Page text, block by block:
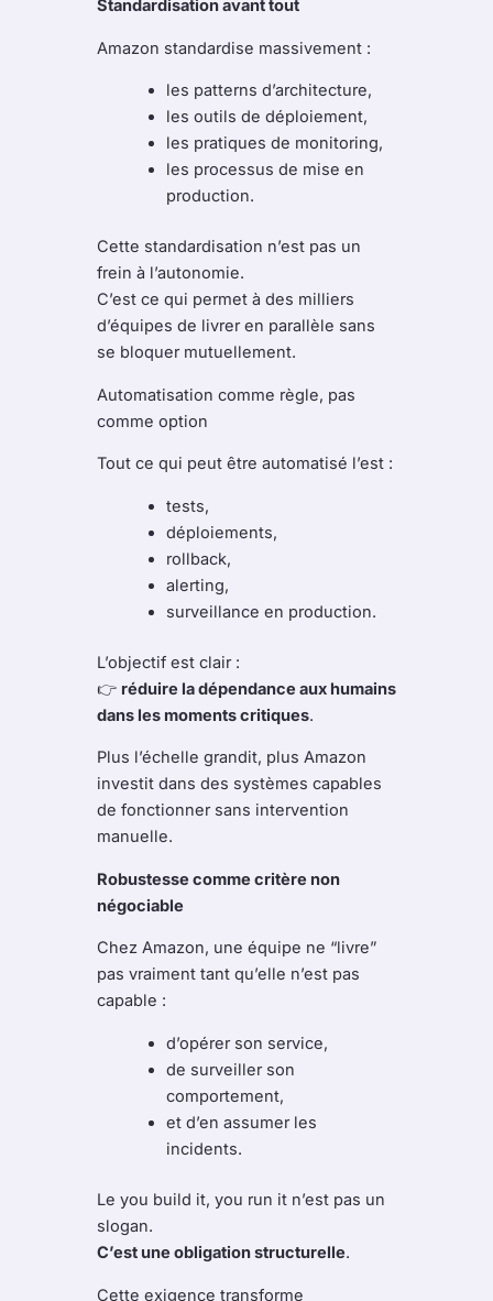
Standardisation avant tout
Amazon standardise massivement :
les patterns d’architecture,
les outils de déploiement,
les pratiques de monitoring,
les processus de mise en
production.
Cette standardisation n’est pas un
frein à l’autonomie.
C’est ce qui permet à des milliers
d’équipes de livrer en parallèle sans
se bloquer mutuellement.
Automatisation comme règle, pas
comme option
Tout ce qui peut être automatisé l’est :
tests,
déploiements,
rollback,
alerting,
surveillance en production.
L’objectif est clair :
👉 réduire la dépendance aux humains
dans les moments critiques.
Plus l’échelle grandit, plus Amazon
investit dans des systèmes capables
de fonctionner sans intervention
manuelle.
Robustesse comme critère non
négociable
Chez Amazon, une équipe ne “livre”
pas vraiment tant qu’elle n’est pas
capable :
d’opérer son service,
de surveiller son
comportement,
et d’en assumer les
incidents.
Le you build it, you run it n’est pas un
slogan.
C’est une obligation structurelle.
Cette exigence transforme